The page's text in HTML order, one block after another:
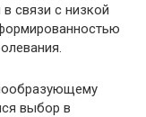
связи с низкой
выбор в